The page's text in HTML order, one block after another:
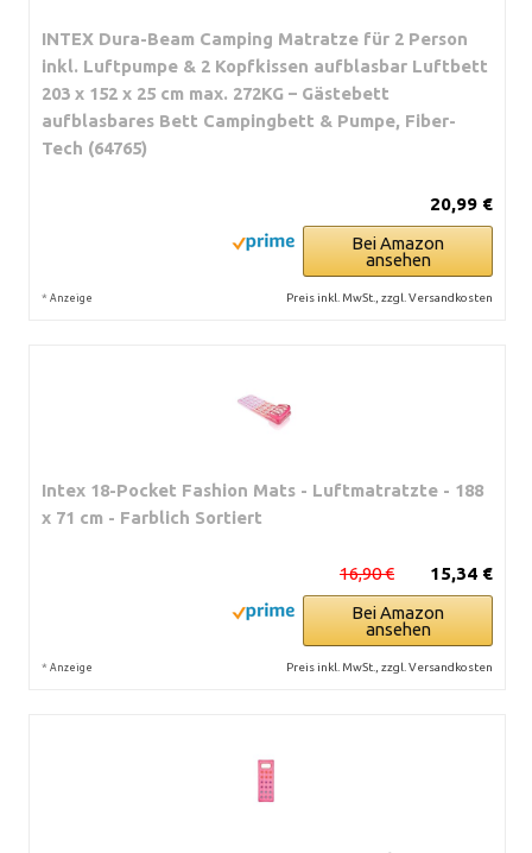
INTEX Dura-Beam Camping Matratze für 2 Person
inkl. Luftpumpe & 2 Kopfkissen aufblasbar Luftbett
203 x 152 x 25 cm max. 272KG – Gästebett
aufblasbares Bett Campingbett & Pumpe, Fiber-
Tech (64765)
20,99 €
Bei Amazon
ansehen
* Anzeige Preis inkl. MwSt., zzgl. Versandkosten
Intex 18-Pocket Fashion Mats - Luftmatratzte - 188
x 71 cm - Farblich Sortiert
15,34 €
16,90 €
Bei Amazon
ansehen
* Anzeige Preis inkl. MwSt., zzgl. Versandkosten